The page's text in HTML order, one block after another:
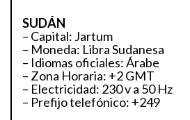
SUDÁN
– Capital: Jartum
– Moneda: Libra Sudanesa
– Idiomas oficiales: Árabe
– Zona Horaria: +2 GMT
– Electricidad: 230 v a 50 Hz
– Prefijo telefónico: +249